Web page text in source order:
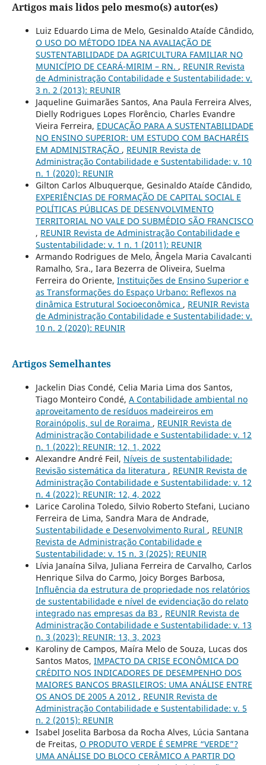
Artigos mais lidos pelo mesmo(s) autor(es)
Luiz Eduardo Lima de Melo, Gesinaldo Ataíde Cândido,
O USO DO MÉTODO IDEA NA AVALIAÇÃO DE
SUSTENTABILIDADE DA AGRICULTURA FAMILIAR NO
MUNICÍPIO DE CEARÁ-MIRIM – RN. , REUNIR Revista
de Administração Contabilidade e Sustentabilidade: v.
3 n. 2 (2013): REUNIR
Jaqueline Guimarães Santos, Ana Paula Ferreira Alves,
Dielly Rodrigues Lopes Florêncio, Charles Evandre
Vieira Ferreira, EDUCAÇÃO PARA A SUSTENTABILIDADE
NO ENSINO SUPERIOR: UM ESTUDO COM BACHARÉIS
EM ADMINISTRAÇÃO , REUNIR Revista de
Administração Contabilidade e Sustentabilidade: v. 10
n. 1 (2020): REUNIR
Gilton Carlos Albuquerque, Gesinaldo Ataíde Cândido,
EXPERIÊNCIAS DE FORMAÇÃO DE CAPITAL SOCIAL E
POLÍTICAS PÚBLICAS DE DESENVOLVIMENTO
TERRITORIAL NO VALE DO SUBMÉDIO SÃO FRANCISCO
, REUNIR Revista de Administração Contabilidade e
Sustentabilidade: v. 1 n. 1 (2011): REUNIR
Armando Rodrigues de Melo, Ângela Maria Cavalcanti
Ramalho, Sra., Iara Bezerra de Oliveira, Suelma
Ferreira do Oriente, Instituições de Ensino Superior e
as Transformações do Espaço Urbano: Reflexos na
dinâmica Estrutural Socioeconômica , REUNIR Revista
de Administração Contabilidade e Sustentabilidade: v.
10 n. 2 (2020): REUNIR
Artigos Semelhantes
Jackelin Dias Condé, Celia Maria Lima dos Santos,
Tiago Monteiro Condé, A Contabilidade ambiental no
aproveitamento de resíduos madeireiros em
Rorainópolis, sul de Roraima , REUNIR Revista de
Administração Contabilidade e Sustentabilidade: v. 12
n. 1 (2022): REUNIR: 12, 1, 2022
Alexandre André Feil, Níveis de sustentabilidade:
Revisão sistemática da literatura , REUNIR Revista de
Administração Contabilidade e Sustentabilidade: v. 12
n. 4 (2022): REUNIR: 12, 4, 2022
Larice Carolina Toledo, Silvio Roberto Stefani, Luciano
Ferreira de Lima, Sandra Mara de Andrade,
Sustentabilidade e Desenvolvimento Rural , REUNIR
Revista de Administração Contabilidade e
Sustentabilidade: v. 15 n. 3 (2025): REUNIR
Lívia Janaína Silva, Juliana Ferreira de Carvalho, Carlos
Henrique Silva do Carmo, Joicy Borges Barbosa,
Influência da estrutura de propriedade nos relatórios
de sustentabilidade e nível de evidenciação do relato
integrado nas empresas da B3 , REUNIR Revista de
Administração Contabilidade e Sustentabilidade: v. 13
n. 3 (2023): REUNIR: 13, 3, 2023
Karoliny de Campos, Maíra Melo de Souza, Lucas dos
Santos Matos, IMPACTO DA CRISE ECONÔMICA DO
CRÉDITO NOS INDICADORES DE DESEMPENHO DOS
MAIORES BANCOS BRASILEIROS: UMA ANÁLISE ENTRE
OS ANOS DE 2005 A 2012 , REUNIR Revista de
Administração Contabilidade e Sustentabilidade: v. 5
n. 2 (2015): REUNIR
Isabel Joselita Barbosa da Rocha Alves, Lúcia Santana
de Freitas, O PRODUTO VERDE É SEMPRE “VERDE”?
UMA ANÁLISE DO BLOCO CERÂMICO A PARTIR DO